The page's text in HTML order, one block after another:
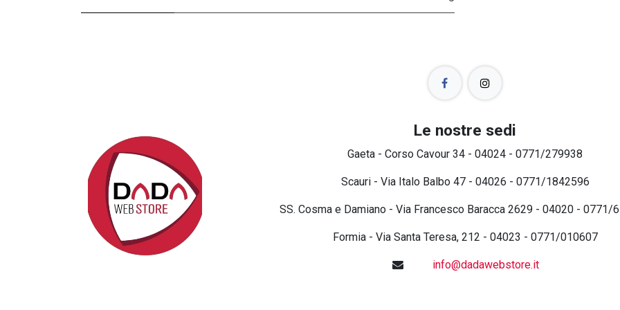
Le nostre sedi
Gaeta - Corso Cavour 34 - 04024 - 0771/279938
Scauri - Via Italo Balbo 47 - 04026 - 0771/1842596
SS. Cosma e Damiano - Via Francesco Baracca 2629 - 04020 - 0771/
Formia - Via Santa Teresa, 212 - 04023 - 0771/010607
info@dadawebstore.it